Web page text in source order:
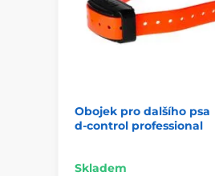
Obojek pro dalšího psa
d‑control professional
Skladem